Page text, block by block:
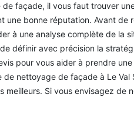
de façade, il vous faut trouver
une bonne réputation. Avant de
à une analyse complète de la
définir avec précision la
pour vous aider à prendre
de nettoyage de façade à Le Val
meilleurs. Si vous envisagez de